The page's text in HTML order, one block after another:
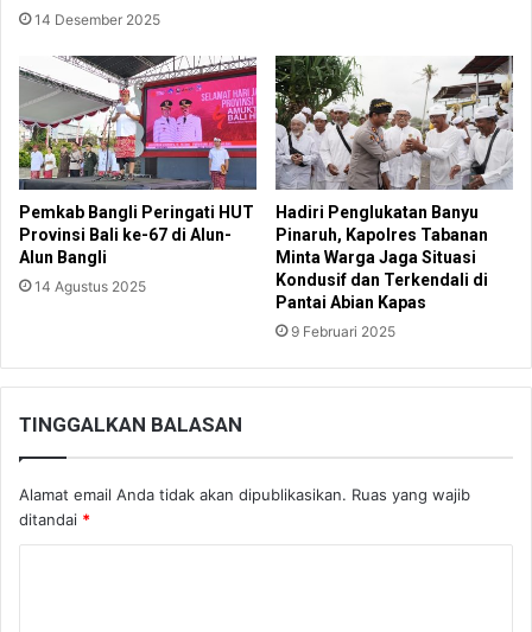
14 Desember 2025
Pemkab Bangli Peringati HUT
Provinsi Bali ke-67 di Alun-
Alun Bangli
14 Agustus 2025
Hadiri Penglukatan Banyu
Pinaruh, Kapolres Tabanan
Minta Warga Jaga Situasi
Kondusif dan Terkendali di
Pantai Abian Kapas
9 Februari 2025
TINGGALKAN BALASAN
Alamat email Anda tidak akan dipublikasikan. Ruas yang wajib
ditandai *